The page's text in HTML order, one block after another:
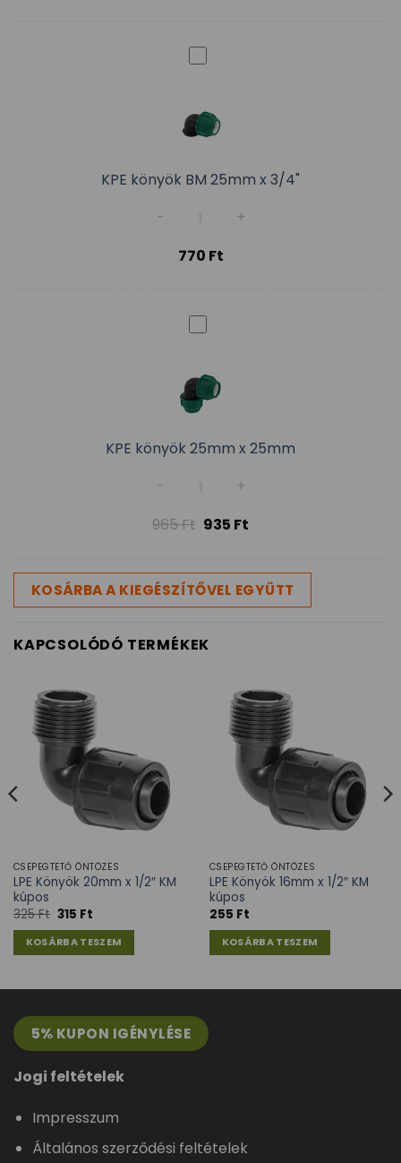
KPE könyök BM 25mm x 3/4"
-
KPE könyök BM 25mm x 3/4"
+
770 Ft
KPE könyök 25mm x 25mm
-
KPE könyök 25mm x 25mm
+
965Ft 935 Ft
KOSÁRBA A KIEGÉSZÍTŐVEL EGYÜTT
KAPCSOLÓDÓ TERMÉKEK
CSEPEGTETŐ ÖNTÖZÉS
LPE Könyök 20mm x 1/2″ KM
kúpos
325Ft 315 Ft
KOSÁRBA TESZEM
CSEPEGTETŐ ÖNTÖZÉS
LPE Könyök 16mm x 1/2″ KM
kúpos
255 Ft
KOSÁRBA TESZEM
5% KUPON IGÉNYLÉSE
Jogi feltételek
Impresszum
Általános szerződési feltételek